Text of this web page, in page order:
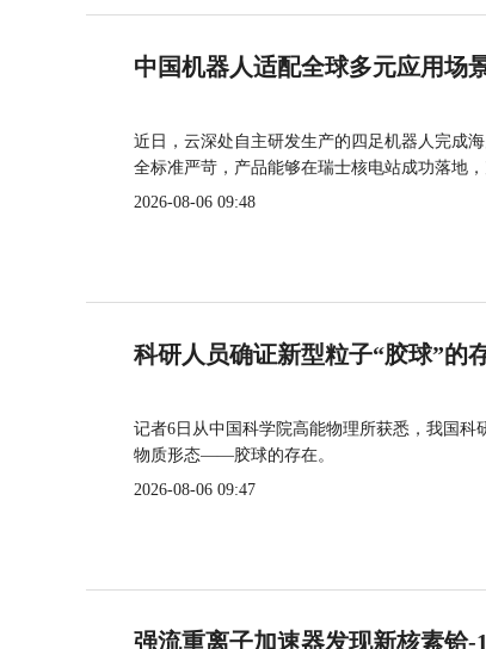
中国机器人适配全球多元应用场
近日，云深处自主研发生产的四足机器人完成
全标准严苛，产品能够在瑞士核电站成功落地
2026-08-06 09:48
科研人员确证新型粒子“胶球”的
记者6日从中国科学院高能物理所获悉，我国
物质形态——胶球的存在。
2026-08-06 09:47
强流重离子加速器发现新核素铪-